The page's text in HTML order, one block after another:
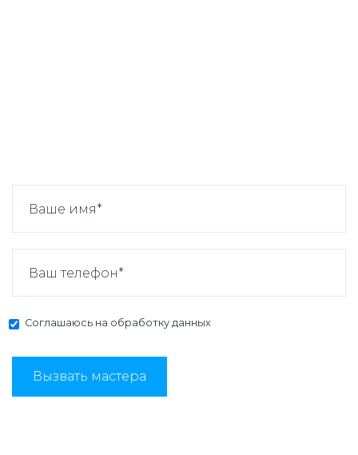
Соглашаюсь на обработку данных
Вызвать мастера